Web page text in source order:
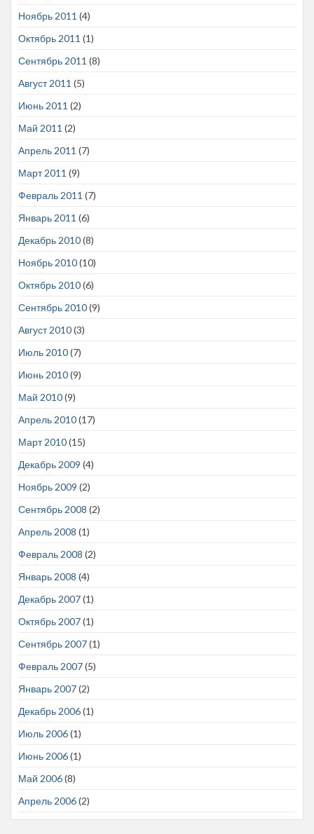
Ноябрь 2011 (4)
Октябрь 2011 (1)
Сентябрь 2011 (8)
Август 2011 (5)
Июнь 2011 (2)
Май 2011 (2)
Апрель 2011 (7)
Март 2011 (9)
Февраль 2011 (7)
Январь 2011 (6)
Декабрь 2010(8)
Ноябрь 2010(10)
Октябрь 2010(6)
Сентябрь 2010(9)
Август 2010(3)
Июль 2010(7)
Июнь 2010(9)
Май 2010(9)
Апрель 2010(17)
Март 2010(15)
Декабрь 2009 (4)
Ноябрь 2009 (2)
Сентябрь 2008 (2)
Апрель 2008 (1)
Февраль 2008 (2)
Январь 2008 (4)
Декабрь 2007(1)
Октябрь 2007(1)
Сентябрь 2007(1)
Февраль 2007(5)
Январь 2007(2)
Декабрь 2006(1)
Июль 2006(1)
Июнь 2006(1)
Май 2006(8)
Апрель 2006(2)